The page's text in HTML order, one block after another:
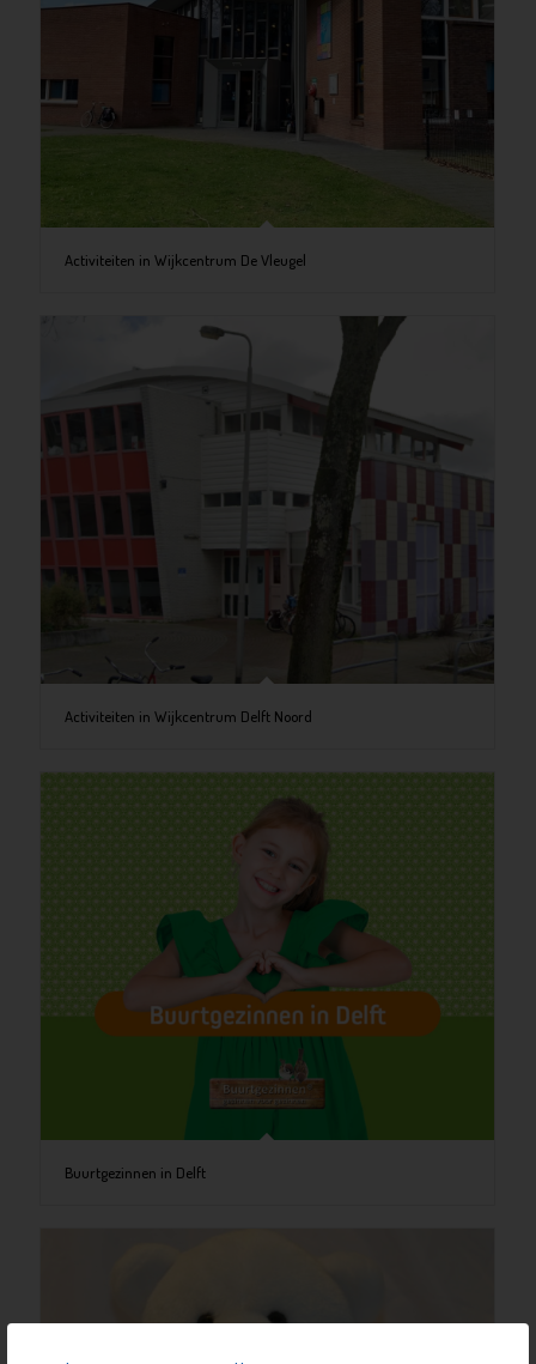
Activiteiten in Wijkcentrum De Vleugel
Activiteiten in Wijkcentrum Delft Noord
Buurtgezinnen in Delft